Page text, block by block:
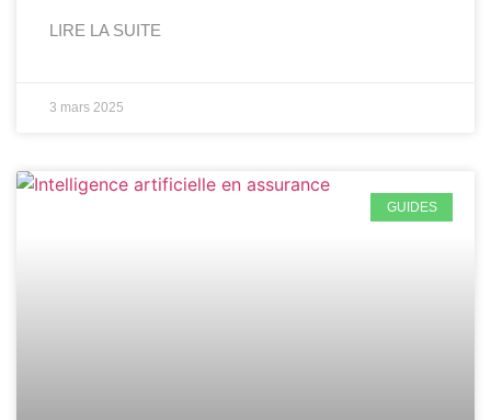
LIRE LA SUITE
3 mars 2025
GUIDES